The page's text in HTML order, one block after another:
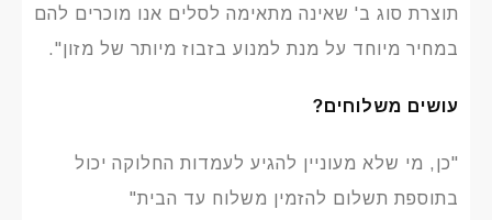
תוצרת סוג ב' שאינה מתאימה לסלים אנו מוכרים להם
במחיר מיוחד על מנת למנוע בזבוז מיותר של מזון".
עושים משלוחים?
"כן, מי שלא מעוניין להגיע לעמדות החלוקה יכול
בתוספת תשלום להזמין משלוח עד הבית"